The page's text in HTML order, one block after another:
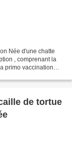
Née d'une chatte
, comprenant la
primo vaccination
de tortue